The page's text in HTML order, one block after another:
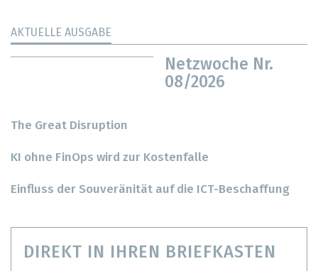
AKTUELLE AUSGABE
Netzwoche Nr.
08/2026
The Great Disruption
KI ohne FinOps wird zur Kostenfalle
Einfluss der Souveränität auf die ICT-Beschaffung
DIREKT IN IHREN BRIEFKASTEN